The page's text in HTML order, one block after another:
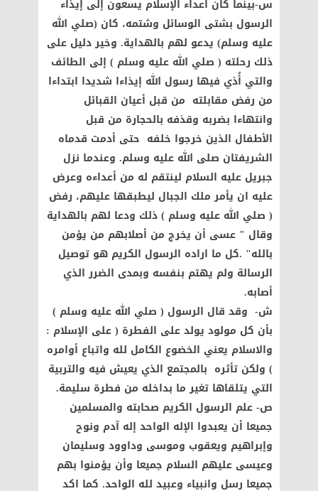
س‌-بينما كان اعداء الإسلام يسعون إلى إيذاء
الرسول بشتى الوسائل وشتمه، كان (صلي الله
عليه وسلم) يدعو لهم بالهداية. وخير دليل على
ذلك رحلته ( صلي الله عليه وسلم ) إلى الطائف
والتي أُذي فيها رسول الله إيذاءا شديدا ابتداءا
من رفض مقابلته من قبل أعيان القبائل
وانتهاءا بضربه وقذفه بالحجارة من قبل
الأطفال الذين خرجوا خلفه حتى أدمت قدماه
الشريفتان صلى الله عليه وسلم. وعندما نزل
جبريل عليه السلام لينتقم له من أعداءه وعرض
عليه ان يأمر ملك الجبال ليطبقها عليهم، رفض
( صلي الله عليه وسلم ) ذلك ودعا لهم بالهداية
وقال " عسى أن يخرج من أصلابهم من يؤمن
بالله" .كل ما اراده الرسول الكريم هو توصيل
الرسالة ولم يهتم بنفسه وبمدى الضرر الذي
أصابه.
ش‌- وقد قال الرسول ( صلي الله عليه وسلم )
بأن كل مولود يولد على الفطرة ( على الإسلام :
والاسلام يعني الخضوع الكامل لله واتباع أوامره
) ولكن تأثره بالمجتمع الذي يعيش فيه والتربية
التي يتلقاها تغير ما بداخله من فطرة سليمة.
ص‌- علم الرسول الكريم صحابته والمسلمين
جميعا أن يعبدوا الإله الواحد إله آدم ونوح
وإبراهيم ويعقوب وموسى وداوود وسليمان
وعيسى عليهم السلام جميعا وأن يؤمنوا بهم
جميعا رسل وانبياء وعبيد لله الواحد. كما اكد